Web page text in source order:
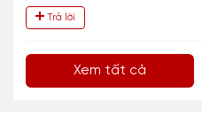
Trả lời
Xem tất cả